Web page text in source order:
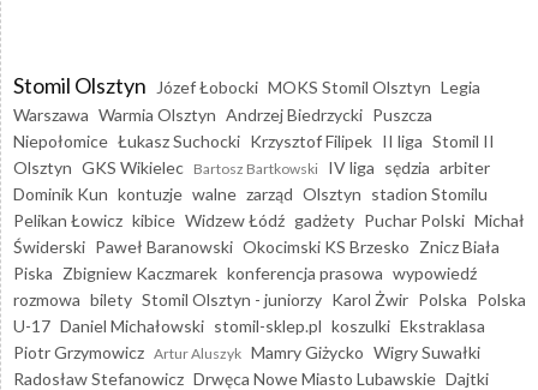
Stomil Olsztyn Józef Łobocki MOKS Stomil Olsztyn Legia
Warszawa Warmia Olsztyn Andrzej Biedrzycki Puszcza
Niepołomice Łukasz Suchocki Krzysztof Filipek II liga Stomil II
Olsztyn GKS Wikielec Bartosz Bartkowski IV liga sędzia arbiter
Dominik Kun kontuzje walne zarząd Olsztyn stadion Stomilu
Pelikan Łowicz kibice Widzew Łódź gadżety Puchar Polski Michał
Świderski Paweł Baranowski Okocimski KS Brzesko Znicz Biała
Piska Zbigniew Kaczmarek konferencja prasowa wypowiedź
rozmowa bilety Stomil Olsztyn - juniorzy Karol Żwir Polska Polska
U-17 Daniel Michałowski stomil-sklep.pl koszulki Ekstraklasa
Piotr Grzymowicz Artur Aluszyk Mamry Giżycko Wigry Suwałki
Radosław Stefanowicz Drwęca Nowe Miasto Lubawskie Dajtki